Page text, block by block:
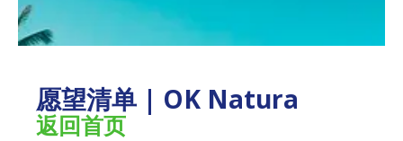
愿望清单 | OK Natura
返回首页